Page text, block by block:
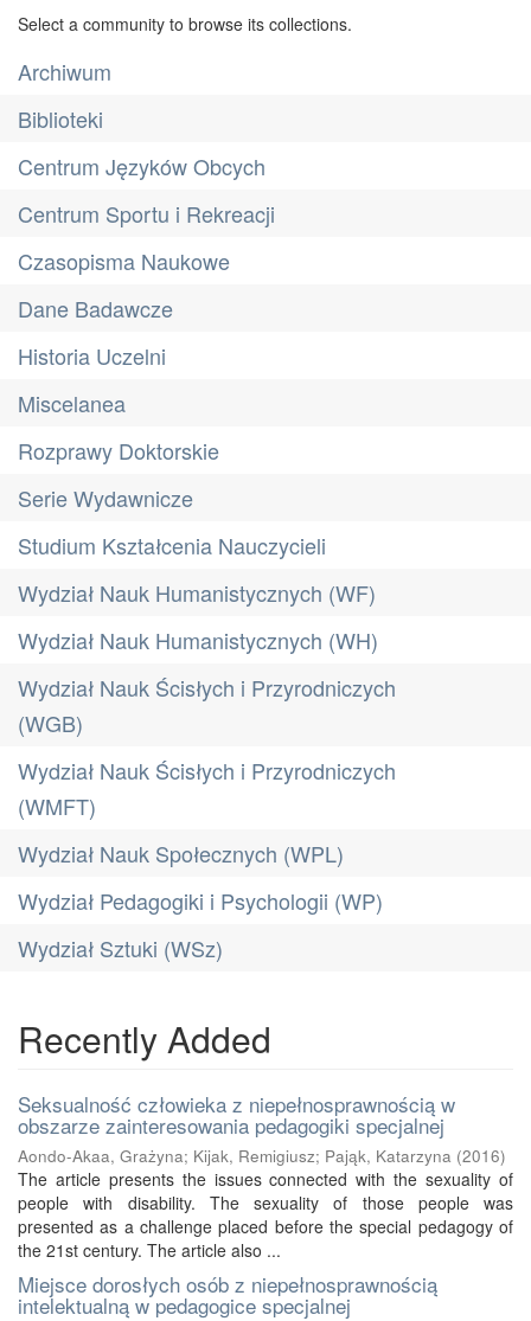
Select a community to browse its collections.
Archiwum
Biblioteki
Centrum Języków Obcych
Centrum Sportu i Rekreacji
Czasopisma Naukowe
Dane Badawcze
Historia Uczelni
Miscelanea
Rozprawy Doktorskie
Serie Wydawnicze
Studium Kształcenia Nauczycieli
Wydział Nauk Humanistycznych (WF)
Wydział Nauk Humanistycznych (WH)
Wydział Nauk Ścisłych i Przyrodniczych
(WGB)
Wydział Nauk Ścisłych i Przyrodniczych
(WMFT)
Wydział Nauk Społecznych (WPL)
Wydział Pedagogiki i Psychologii (WP)
Wydział Sztuki (WSz)
Recently Added
Seksualność człowieka z niepełnosprawnością w
obszarze zainteresowania pedagogiki specjalnej
Aondo-Akaa, Grażyna; Kijak, Remigiusz; Pająk, Katarzyna (2016)
The article presents the issues connected with the sexuality of
people with disability. The sexuality of those people was
presented as a challenge placed before the special pedagogy of
the 21st century. The article also ...
Miejsce dorosłych osób z niepełnosprawnością
intelektualną w pedagogice specjalnej